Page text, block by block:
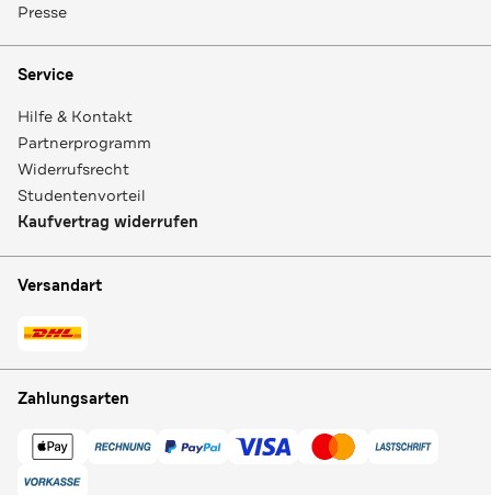
Presse
Service
Hilfe & Kontakt
Partnerprogramm
Widerrufsrecht
Studentenvorteil
Kaufvertrag widerrufen
Versandart
Zahlungsarten